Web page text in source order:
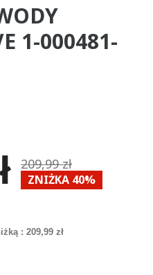
1-000481-
209,99 zł
ZNIŻKA 40%
: 209,99 zł